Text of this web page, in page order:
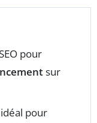
pour
sur
pour